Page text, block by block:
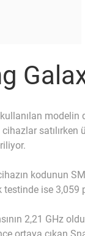
modelin
kodunun
ise 3,059
2,21 GHz